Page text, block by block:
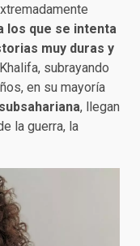
los que se intenta
muy duras y
subrayando
en su mayoría
, llegan
la guerra, la